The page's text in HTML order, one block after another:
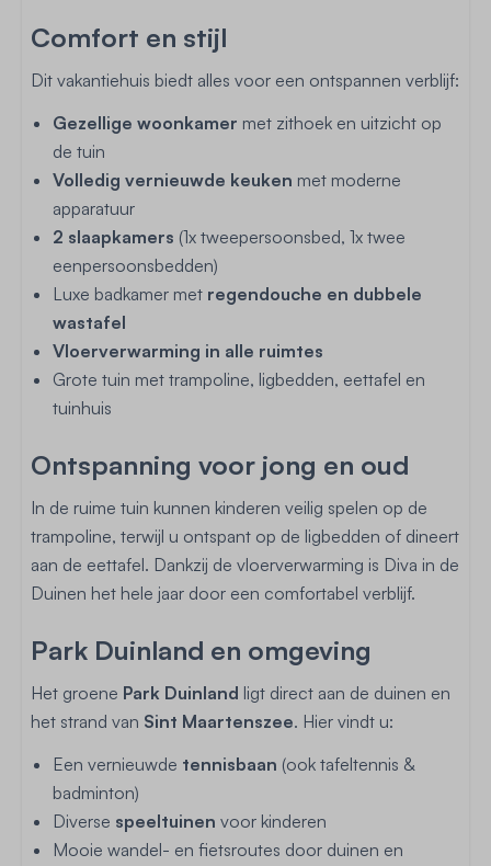
Comfort en stijl
Dit vakantiehuis biedt alles voor een ontspannen verblijf:
Gezellige woonkamer met zithoek en uitzicht op
de tuin
Volledig vernieuwde keuken met moderne
apparatuur
2 slaapkamers (1x tweepersoonsbed, 1x twee
eenpersoonsbedden)
Luxe badkamer met regen­douche en dubbele
wastafel
Vloerverwarming in alle ruimtes
Grote tuin met trampoline, ligbedden, eettafel en
tuinhuis
Ontspanning voor jong en oud
In de ruime tuin kunnen kinderen veilig spelen op de
trampoline, terwijl u ontspant op de ligbedden of dineert
aan de eettafel. Dankzij de vloerverwarming is Diva in de
Duinen het hele jaar door een comfortabel verblijf.
Park Duinland en omgeving
Het groene Park Duinland ligt direct aan de duinen en
het strand van Sint Maartenszee. Hier vindt u:
Een vernieuwde tennisbaan (ook tafeltennis &
badminton)
Diverse speeltuinen voor kinderen
Mooie wandel- en fietsroutes door duinen en